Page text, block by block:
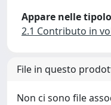
Appare nelle
2.1 Contributo in
File in questo
Non ci sono file